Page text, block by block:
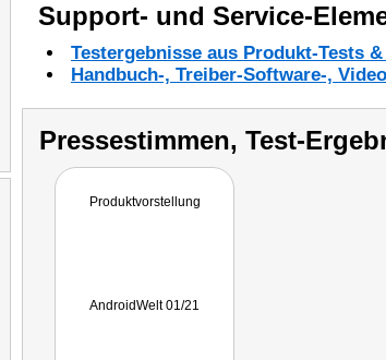
Support- und Service-
Testergebnisse aus Produkt-Tests
Handbuch-, Treiber-Software-,
Pressestimmen, Test-
Produktvorstellung
AndroidWelt 01/21